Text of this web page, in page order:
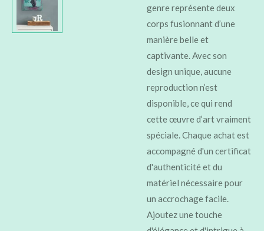
genre représente deux
corps fusionnant d’une
manière belle et
captivante. Avec son
design unique, aucune
reproduction n’est
disponible, ce qui rend
cette œuvre d’art vraiment
spéciale. Chaque achat est
accompagné d'un certificat
d'authenticité et du
matériel nécessaire pour
un accrochage facile.
Ajoutez une touche